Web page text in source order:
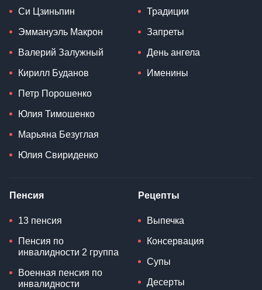
Си Цзиньпин
Эммануэль Макрон
Валерий Залужный
Кирилл Буданов
Петр Порошенко
Юлия Тимошенко
Марьяна Безуглая
Юлия Свириденко
Традиции
Запреты
День ангела
Именины
Пенсия
13 пенсия
Пенсия по
инвалидности 2 группа
Военная пенсия по
инвалидности
Рецепты
Выпечка
Консервация
Супы
Десерты